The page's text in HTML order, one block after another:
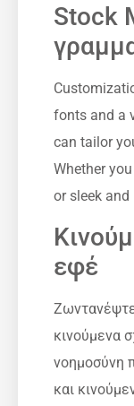
Stock
fonts and a
can tailor
Whether
or sleek and
εφέ
κινούμενα
νοημοσύνη
και